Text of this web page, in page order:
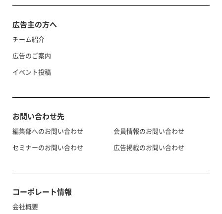
広告主の方へ
チーム紹介
広告のご案内
イベント投稿
お問い合わせ先
編集部へのお問い合わせ
セミナーのお問い合わせ
会員情報のお問い合わせ
広告掲載のお問い合わせ
コーポレート情報
会社概要